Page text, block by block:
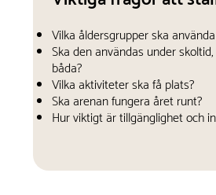
Vilka åldersgrupper ska
Ska den användas under
båda?
Vilka aktiviteter ska få plats?
Ska arenan fungera året runt?
Hur viktigt är tillgänglighet och